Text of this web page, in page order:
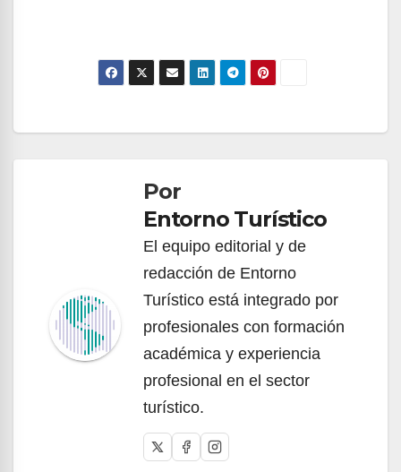
Navegación
entradasPor
Entorno Turístico
El equipo editorial y de
redacción de Entorno
Turístico está integrado por
profesionales con formación
académica y experiencia
profesional en el sector
turístico.